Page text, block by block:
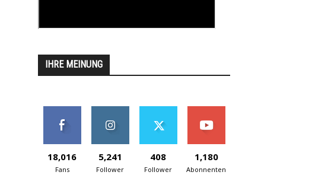
IHRE MEINUNG
18,016
Fans
5,241
Follower
408
Follower
1,180
Abonnenten